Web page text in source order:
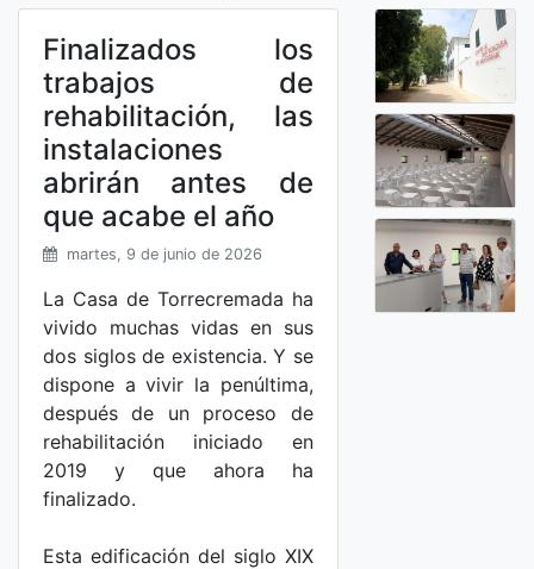
Finalizados los
trabajos de
rehabilitación, las
instalaciones
abrirán antes de
que acabe el año
martes, 9 de junio de 2026
La Casa de Torrecremada ha
vivido muchas vidas en sus
dos siglos de existencia. Y se
dispone a vivir la penúltima,
después de un proceso de
rehabilitación iniciado en
2019 y que ahora ha
finalizado.
Esta edificación del siglo XIX